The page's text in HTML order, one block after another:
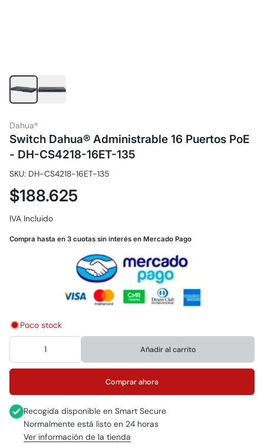
Dahua®
Switch Dahua® Administrable 16 Puertos PoE
- DH-CS4218-16ET-135
SKU: DH-CS4218-16ET-135
$188.625
IVA Incluido
Compra hasta en 3 cuotas sin interés en Mercado Pago
Poco stock
Añadir al carrito
Comprar ahora
Recogida disponible en Smart Secure
Normalmente está listo en 24 horas
Ver información de la tienda